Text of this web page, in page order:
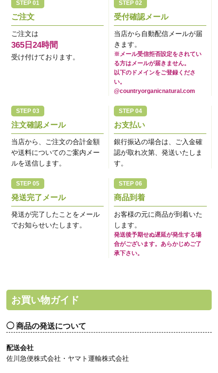
ご注文
ご注文は
365日24時間
受け付けております。
受付確認メール
当店から自動配信メールが届
きます。
※メール受信拒否設定をされてい
る方はメールが届きません。
以下のドメインをご登録くださ
い。
@countryorganicnatural.com
注文確認メール
当店から、ご注文の合計金額
や送料についてのご案内メー
ルを送信します。
お支払い
銀行振込の場合は、ご入金確
認が取れ次第、発送いたしま
す。
発送完了メール
発送が完了したことをメール
でお知らせいたします。
商品到着
お客様の元に商品が到着いた
します。
発送後予期せぬ遅延が発生する場
合がございます。あらかじめご了
承下さい。
お買い物ガイド
商品の発送について
配送会社
佐川急便株式会社・ヤマト運輸株式会社